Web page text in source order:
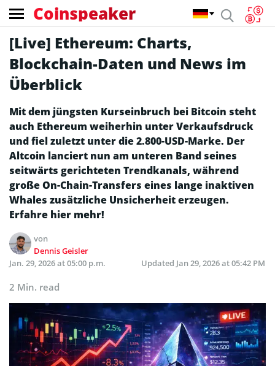
Coinspeaker
[Live] Ethereum: Charts,
Blockchain-Daten und News im
Überblick
Mit dem jüngsten Kurseinbruch bei Bitcoin steht
auch Ethereum weiherhin unter Verkaufsdruck
und fiel zuletzt unter die 2.800-USD-Marke. Der
Altcoin lanciert nun am unteren Band seines
seitwärts gerichteten Trendkanals, während
große On-Chain-Transfers eines lange inaktiven
Whales zusätzliche Unsicherheit erzeugen.
Erfahre hier mehr!
von
Dennis Geisler
Jan. 29, 2026 at 05:00 p.m.
Updated Jan 29, 2026 at 05:42 PM
2 Min. read